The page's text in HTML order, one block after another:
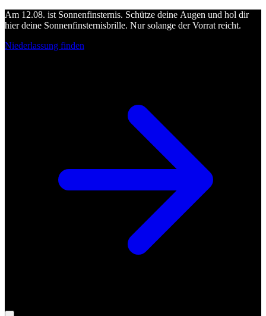
Am 12.08. ist Sonnenfinsternis. Schütze deine Augen und hol dir
hier deine Sonnenfinsternisbrille. Nur solange der Vorrat reicht.
Niederlassung finden